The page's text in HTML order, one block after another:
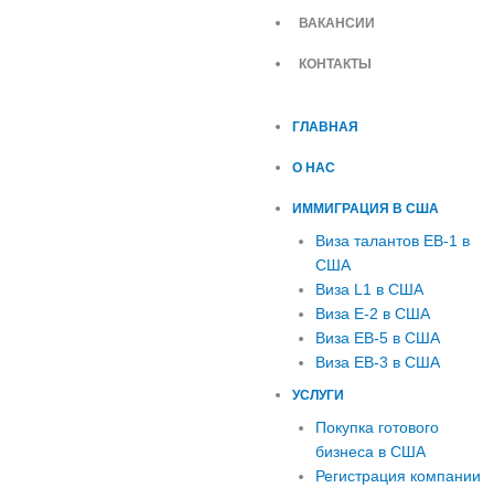
ВАКАНСИИ
КОНТАКТЫ
ГЛАВНАЯ
О НАС
ИММИГРАЦИЯ В США
Виза талантов EB-1 в
США
Виза L1 в США
Виза E-2 в США
Виза EB-5 в США
Виза EB-3 в США
УСЛУГИ
Покупка готового
бизнеса в США
Регистрация компании